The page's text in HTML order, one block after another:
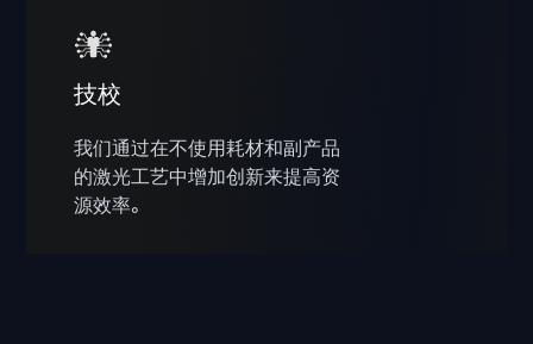
技校
我们通过在不使用耗材和副产品
的激光工艺中增加创新来提高资
源效率。